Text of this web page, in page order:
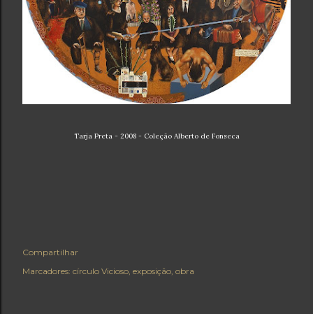
Tarja Preta - 2008 - Coleção Alberto de Fonseca
Compartilhar
Marcadores: círculo Vicioso exposição obra